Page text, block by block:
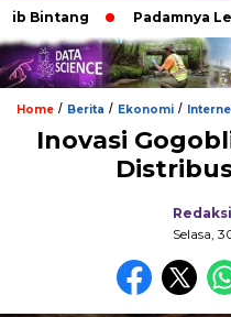
Padamnya Lentera
Home / Berita / Ekonomi /
Inovasi
Redaksi
Selasa,